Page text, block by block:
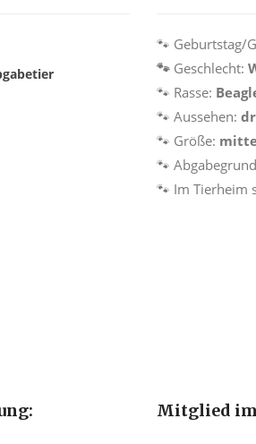
🐾 Geburtstag/
🐾 Geschlecht:
🐾 Rasse:
🐾 Aussehen:
🐾 Größe:
🐾
🐾 Im Tierheim
Mitglied im